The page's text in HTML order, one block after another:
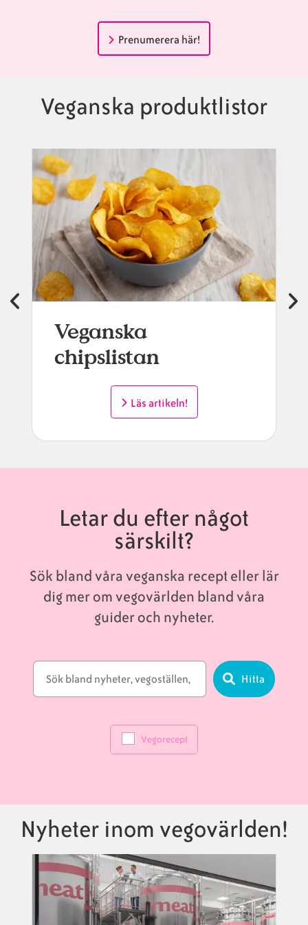
Prenumerera här!
Veganska produktlistor
Veganska
chipslistan
Läs artikeln!
Letar du efter något
särskilt?
Sök bland våra veganska recept eller lär
dig mer om vegovärlden bland våra
guider och nyheter.
Hitta
Vegorecept
Nyheter inom vegovärlden!